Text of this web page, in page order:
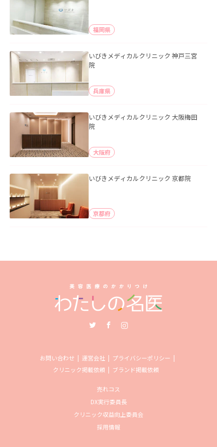
福岡県
いびきメディカルクリニック 神戸三宮
院
兵庫県
いびきメディカルクリニック 大阪梅田
院
大阪府
いびきメディカルクリニック 京都院
京都府
お問い合わせ 運営会社
プライバシーポリシー
クリニック掲載依頼
ブランド掲載依頼
売れコス
DX実行委員長
クリニック収益向上委員会
採用情報